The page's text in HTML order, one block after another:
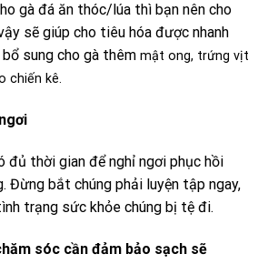
gà đá ăn thóc/lúa thì bạn nên cho
sẽ giúp cho tiêu hóa được nhanh
sung cho gà thêm mật ong, trứng vịt
chiến kê.
đủ thời gian để nghỉ ngơi phục hồi
Đừng bắt chúng phải luyện tập ngay,
trạng sức khỏe chúng bị tệ đi.
sóc cần đảm bảo sạch sẽ